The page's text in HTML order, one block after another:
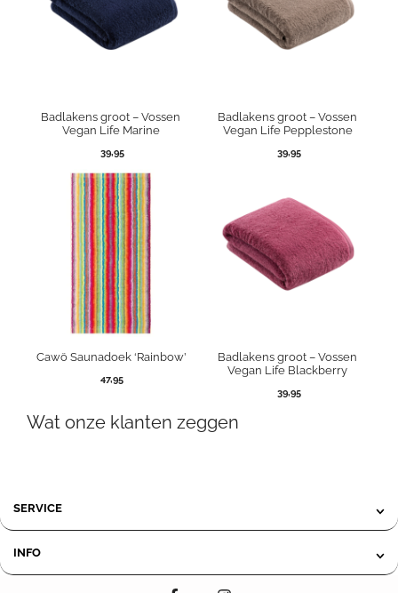
Badlakens groot – Vossen
Vegan Life Marine
39,95
Badlakens groot – Vossen
Vegan Life Pepplestone
39,95
Cawö Saunadoek ‘Rainbow’
47,95
Badlakens groot – Vossen
Vegan Life Blackberry
39,95
Wat onze klanten zeggen
SERVICE
INFO